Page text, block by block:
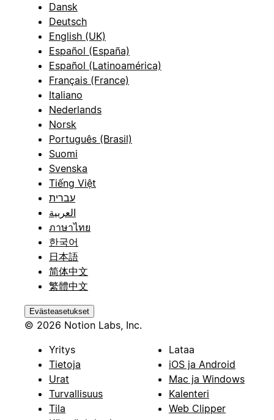
Dansk
Deutsch
English (UK)
Español (España)
Español (Latinoamérica)
Français (France)
Italiano
Nederlands
Norsk
Português (Brasil)
Suomi
Svenska
Tiếng Việt
עברית
العربية
ภาษาไทย
한국어
日本語
简体中文
繁體中文
Evästeasetukset
© 2026 Notion Labs, Inc.
Yritys
Tietoja
Urat
Turvallisuus
Tila
Lataa
iOS ja Android
Mac ja Windows
Kalenteri
Web Clipper